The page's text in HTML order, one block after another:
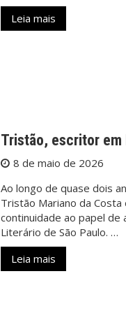
Leia mais
Tristão, escritor em
8 de maio de 2026
Ao longo de quase dois
Tristão Mariano da Costa
continuidade ao papel de
Literário de São Paulo. …
Leia mais